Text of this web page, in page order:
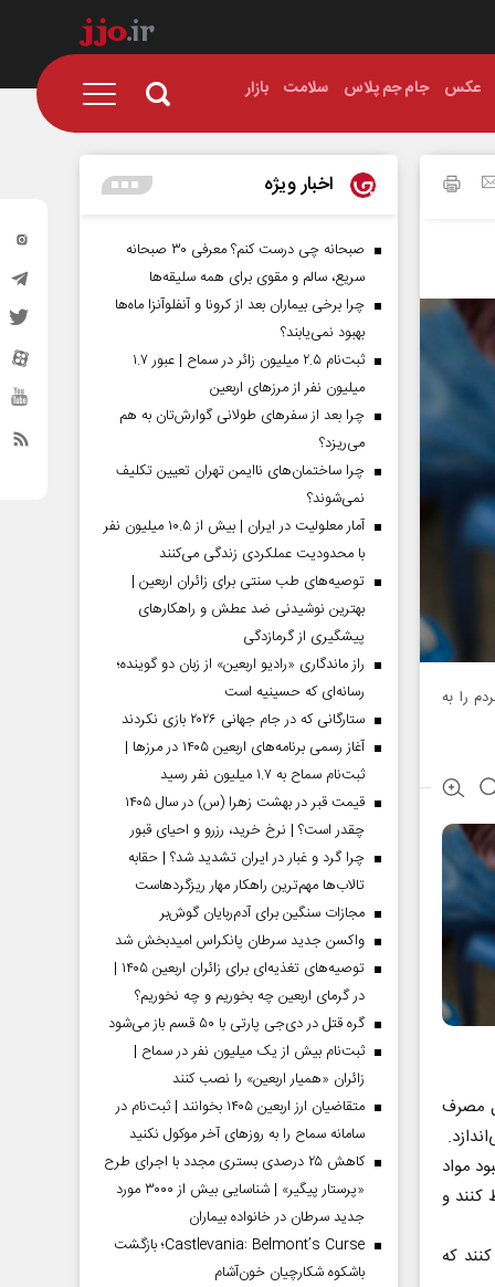
عکس جام جم پلاس سلامت بازار
را به
مصرف
مواد
کنند و
که
اخبار ویژه
صبحانه چی درست کنم؟ معرفی ۳۰ صبحانه
سریع، سالم و مقوی برای همه سلیقه‌ها
چرا برخی بیماران بعد از کرونا و آنفلوآنزا ماه‌ها
بهبود نمی‌یابند؟
ثبت‌نام ۲.۵ میلیون زائر در سماح | عبور ۱.۷
میلیون نفر از مرز‌های اربعین
چرا بعد از سفرهای طولانی گوارش‌تان به هم
می‌ریزد؟
چرا ساختمان‌های ناایمن تهران تعیین تکلیف
نمی‌شوند؟
آمار معلولیت در ایران | بیش از ۱۰.۵ میلیون نفر
با محدودیت عملکردی زندگی می‌کنند
توصیه‌های طب سنتی برای زائران اربعین |
بهترین نوشیدنی ضد عطش و راهکارهای
پیشگیری از گرمازدگی
راز ماندگاری «رادیو اربعین» از زبان دو گوینده؛
رسانه‌ای که حسینیه است
ستارگانی که در جام جهانی ۲۰۲۶ بازی نکردند
آغاز رسمی برنامه‌های اربعین ۱۴۰۵ در مرز‌ها |
ثبت‌نام سماح به ۱.۷ میلیون نفر رسید
قیمت قبر در بهشت زهرا (س) در سال ۱۴۰۵
چقدر است؟ | نرخ خرید، رزرو و احیای قبور
چرا گرد و غبار در ایران تشدید شد؟ | حقابه
تالاب‌ها مهم‌ترین راهکار مهار ریزگردهاست
مجازات سنگین برای آدم‌ربایان گوش‌بر
واکسن جدید سرطان پانکراس امیدبخش شد
توصیه‌های تغذیه‌ای برای زائران اربعین ۱۴۰۵ |
در گرمای اربعین چه بخوریم و چه نخوریم؟
گره قتل در دی‌جی پارتی با ۵۰ قسم باز می‌شود
ثبت‌نام بیش از یک میلیون نفر در سماح |
زائران «همیار اربعین» را نصب کنند
متقاضیان ارز اربعین ۱۴۰۵ بخوانند | ثبت‌نام در
سامانه سماح را به روز‌های آخر موکول نکنید
کاهش ۲۵ درصدی بستری مجدد با اجرای طرح
«پرستار پیگیر» | شناسایی بیش از ۳۰۰۰ مورد
جدید سرطان در خانواده بیماران
Castlevania: Belmont’s Curse؛ بازگشت
باشکوه شکارچیان خون‌آشام